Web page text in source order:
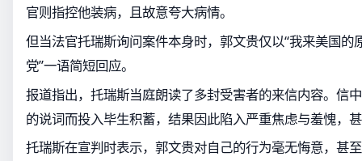
官则指控他装病，且故意夸大病情。
但当法官托瑞斯询问案件本身时，郭文贵仅以“我来美国的
党”一语简短回应。
报道指出，托瑞斯当庭朗读了多封受害者的来信内容。信
的说词而投入毕生积蓄，结果因此陷入严重焦虑与羞愧，
托瑞斯在宣判时表示，郭文贵对自己的行为毫无悔意，甚